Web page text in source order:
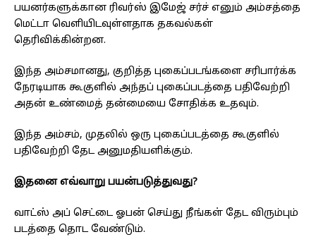
பயனர்களுக்கான ரிவர்ஸ் இமேஜ் சர்ச் எனும் அம்சத்தை
மெட்டா வெளியிடவுள்ளதாக தகவல்கள்
தெரிவிக்கின்றன.
இந்த அம்சமானது, குறித்த புகைப்படங்களை சரிபார்க்க
நேரடியாக கூகுளில் அந்தப் புகைப்படத்தை பதிவேற்றி
அதன் உண்மைத் தன்மையை சோதிக்க உதவும்.
இந்த அம்சம், முதலில் ஒரு புகைப்படத்தை கூகுளில்
பதிவேற்றி தேட அனுமதியளிக்கும்.
இதனை எவ்வாறு பயன்படுத்துவது?
வாட்ஸ் அப் செட்டை ஓபன் செய்து நீங்கள் தேட விரும்பும்
படத்தை தொட வேண்டும்.